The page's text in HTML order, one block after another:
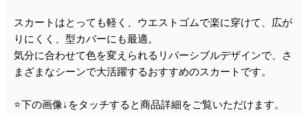
スカートはとっても軽く、ウエストゴムで楽に穿けて、広が
りにくく、型カバーにも最適。
気分に合わせて色を変えられるリバーシブルデザインで、さ
まざまなシーンで大活躍するおすすめのスカートです。
⭐️下の画像↓をタッチすると商品詳細をご覧いただけます。